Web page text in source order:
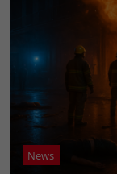
News